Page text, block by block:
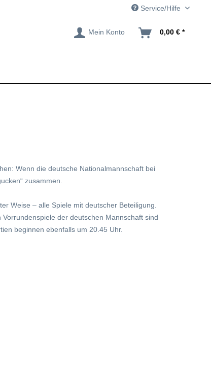
Service/Hilfe
Mein Konto 0,00 € *
Wenn die deutsche Nationalmannschaft bei
zusammen.
Weise – alle Spiele mit deutscher Beteiligung.
der deutschen Mannschaft sind
beginnen ebenfalls um 20.45 Uhr.